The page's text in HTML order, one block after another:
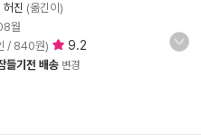
허진 (옮긴이)
월
/ 840원) 9.2
들기전 배송 변경